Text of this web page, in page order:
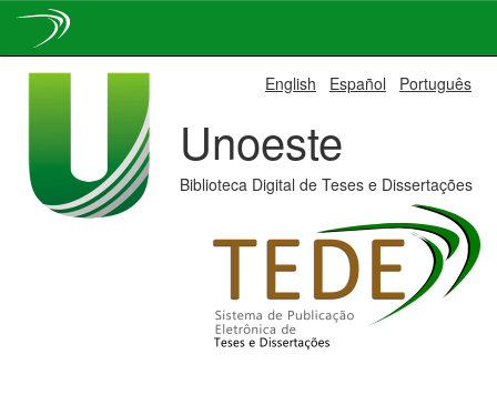
English Español Português
Unoeste
Biblioteca Digital de Teses e Dissertações